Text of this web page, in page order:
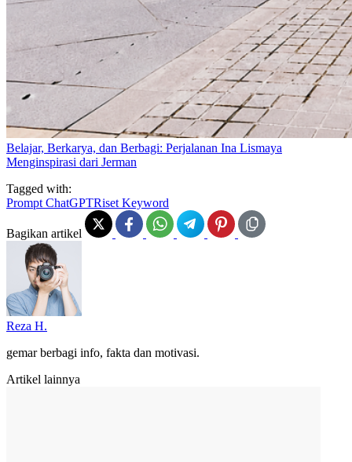
Belajar, Berkarya, dan Berbagi: Perjalanan Ina Lismaya
Menginspirasi dari Jerman
Tagged with:
Prompt ChatGPTRiset Keyword
Bagikan artikel
Reza H.
gemar berbagi info, fakta dan motivasi.
Artikel lainnya